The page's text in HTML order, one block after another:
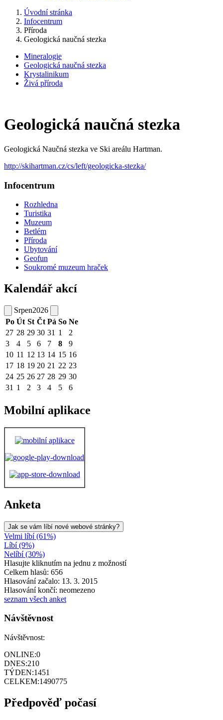
Úvodní stránka
Infocentrum
Příroda
Geologická naučná stezka
Mineralogie
Geologická naučná stezka
Krystalinikum
Živá příroda
Geologická naučná stezka
Geologická Naučná stezka ve Ski areálu Hartman.
http://skihartman.cz/cs/left/geologicka-stezka/
Infocentrum
Rozhledna
Turistika
Muzeum
Betlém
Příroda
Ubytování
Geofun
Soukromé muzeum hraček
Kalendář akcí
Srpen2026
Po Út St Čt Pá So Ne
27 28 29 30 31 1
2
3
4 5 6 7 8
9
10 11 12 13 14 15 16
17 18 19 20 21 22 23
24 25 26 27 28 29 30
31 1 2 3 4 5 6
Mobilní aplikace
Anketa
Jak se vám líbí nové webové stránky?
Velmi líbí (61%)
Líbí (9%)
Nelíbí (30%)
Hlasujte kliknutím na jednu z možností
Celkem hlasů: 656
Hlasování začalo: 13. 3. 2015
Hlasování končí: neomezeno
seznam všech anket
Návštěvnost
Návštěvnost:
ONLINE:0
DNES:210
TÝDEN:1451
CELKEM:1490775
Předpověď počasí